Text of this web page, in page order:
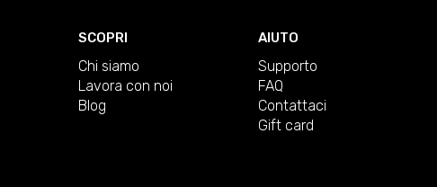
SCOPRI
Chi siamo
Lavora con noi
Blog
AIUTO
Supporto
FAQ
Contattaci
Gift card